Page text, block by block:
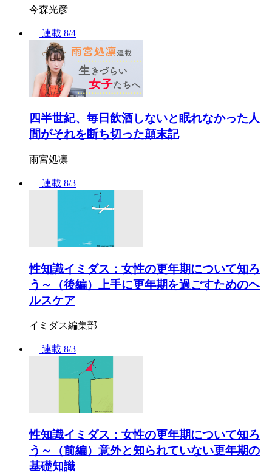
今森光彦
連載 8/4
四半世紀、毎日飲酒しないと眠れなかった人
間がそれを断ち切った顛末記
雨宮処凛
連載 8/3
性知識イミダス：女性の更年期について知ろ
う～（後編）上手に更年期を過ごすためのヘ
ルスケア
イミダス編集部
連載 8/3
性知識イミダス：女性の更年期について知ろ
う～（前編）意外と知られていない更年期の
基礎知識